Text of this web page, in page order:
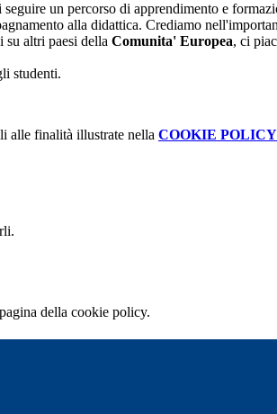
un percorso di apprendimento e
alla didattica. Crediamo
su altri paesi della Comunita' Europea, ci
studenti.
alle finalità illustrate nella COOKIE POLICY
della cookie policy.